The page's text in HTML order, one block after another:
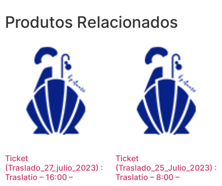
Produtos Relacionados
Ticket
(Traslado_27_julio_2023) :
Traslatio – 16:00 –
Ticket
(Traslado_25_Julio_2023) :
Traslatio – 8:00 –